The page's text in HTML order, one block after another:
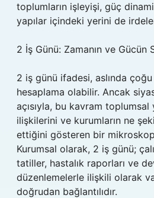
toplumların işleyişi, güç
yapılar içindeki yerini de
2 İş Günü: Zamanın ve Gücün
2 iş günü ifadesi, aslında
hesaplama olabilir. Ancak
açısıyla, bu kavram toplumsal
ilişkilerini ve kurumların ne
ettiğini gösteren bir
Kurumsal olarak, 2 iş günü;
tatiller, hastalık raporları ve
düzenlemelerle ilişkili olarak
doğrudan bağlantılıdır.